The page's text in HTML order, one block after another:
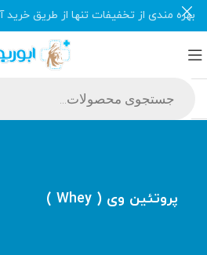
پروتئین وی ( Whey )
بهره مندی از تخفیفات تنها از طریق خرید